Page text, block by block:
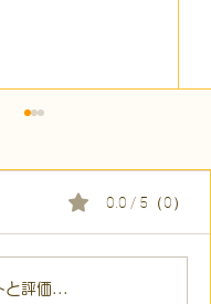
グ】冷蔵庫に
0.0 / 5（0）
と評価...